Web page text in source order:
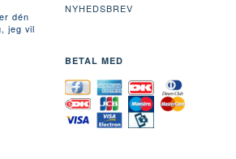
dén
jeg vil
NYHEDSBREV
BETAL MED